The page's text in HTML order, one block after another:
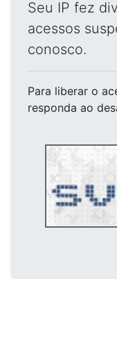
Seu IP fez
acessos
conosco.
Para liberar o
responda ao